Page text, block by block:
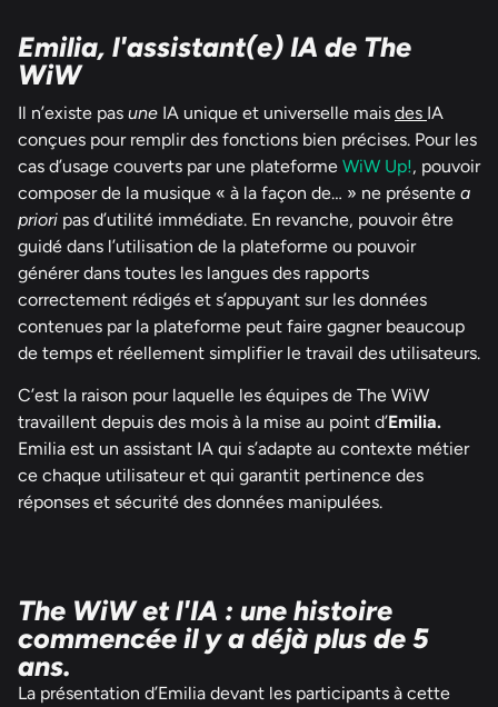
Emilia, l'assistant(e) IA de The
WiW
Il n’existe pas une IA unique et universelle mais des IA
conçues pour remplir des fonctions bien précises. Pour les
cas d’usage couverts par une plateforme WiW Up!, pouvoir
composer de la musique « à la façon de… » ne présente a
priori pas d’utilité immédiate. En revanche, pouvoir être
guidé dans l’utilisation de la plateforme ou pouvoir
générer dans toutes les langues des rapports
correctement rédigés et s’appuyant sur les données
contenues par la plateforme peut faire gagner beaucoup
de temps et réellement simplifier le travail des utilisateurs.
C’est la raison pour laquelle les équipes de The WiW
travaillent depuis des mois à la mise au point d’Emilia.
Emilia est un assistant IA qui s’adapte au contexte métier
ce chaque utilisateur et qui garantit pertinence des
réponses et sécurité des données manipulées.
The WiW et l'IA : une histoire
commencée il y a déjà plus de 5
ans.
La présentation d’Emilia devant les participants à cette